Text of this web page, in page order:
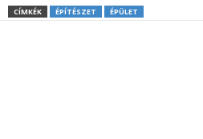
CÍMKÉK ÉPÍTÉSZET ÉPÜLET